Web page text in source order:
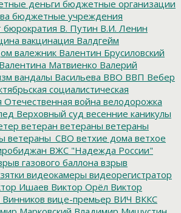
деньги бюджетные организации
бюджетные учреждения
бюрократия В. Путин В.И. Ленин
вакцинация Валдгейм
валежник Валентин Брусиловский
Валентина Матвиенко Валерий
вандалы Васильева ВВО ВВП Вебер
социалистическая
Отечественная война велодорожка
Верховный суд весенние каникулы
ветеран ветераны ветераны
ветераны_СВО ветхие дома ветхое
ВЖС "Надежда России"
газового баллона взрыв
видеокамеры видеорегистратор
Ишаев Виктор Орёл Виктор
Винников вице-премьер ВИЧ ВККС